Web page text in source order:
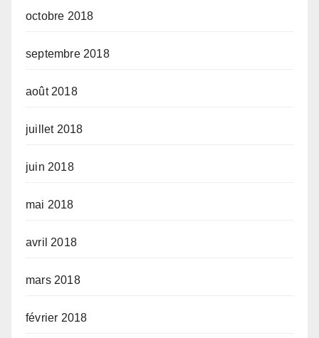
octobre 2018
septembre 2018
août 2018
juillet 2018
juin 2018
mai 2018
avril 2018
mars 2018
février 2018